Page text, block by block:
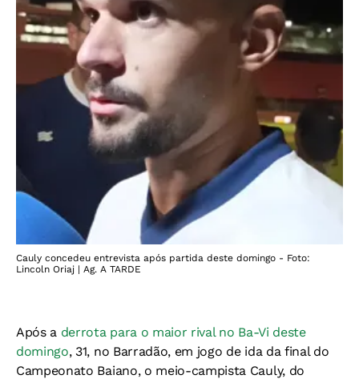
Cauly concedeu entrevista após partida deste domingo - Foto:
Lincoln Oriaj | Ag. A TARDE
Após a derrota para o maior rival no Ba-Vi deste
domingo, 31, no Barradão, em jogo de ida da final do
Campeonato Baiano, o meio-campista Cauly, do